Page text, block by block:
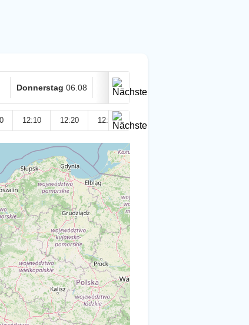
Donnerstag 06.08 Heute 07.08
12:10 12:20 12:30 12:40